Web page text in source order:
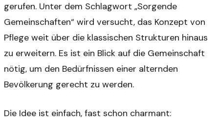
gerufen. Unter dem Schlagwort „Sorgende
Gemeinschaften“ wird versucht, das Konzept von
Pflege weit über die klassischen Strukturen hinaus
zu erweitern. Es ist ein Blick auf die Gemeinschaft
nötig, um den Bedürfnissen einer alternden
Bevölkerung gerecht zu werden.
Die Idee ist einfach, fast schon charmant: